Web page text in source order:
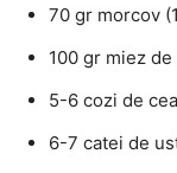
70 gr morcov
100 gr miez de
5-6 cozi de
6-7 catei de